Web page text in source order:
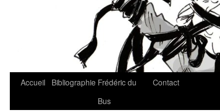
Accueil Bibliographie Frédéric du
Bus
Contact